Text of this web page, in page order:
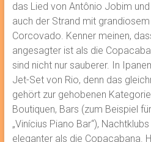
das Lied von Antônio Jobim
auch der Strand mit
Corcovado. Kenner meinen,
angesagter ist als die
sind nicht nur sauberer. In
Jet-Set von Rio, denn das
gehört zur gehobenen
Boutiquen, Bars (zum Beispiel
„Vinícius Piano Bar“),
eleganter als die Copacabana.